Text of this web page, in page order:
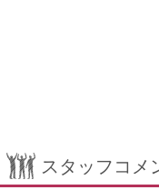
スタッフコメ